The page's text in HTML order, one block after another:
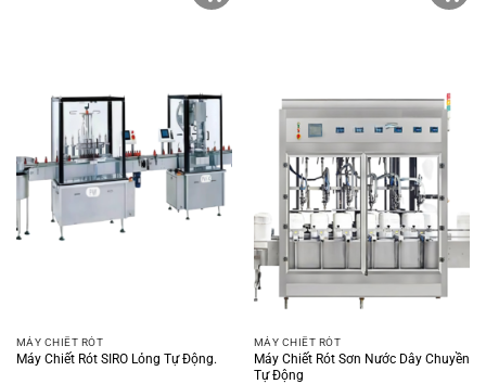
MÁY CHIẾT RÓT
Máy Chiết Rót SIRO Lỏng Tự Động.
MÁY CHIẾT RÓT
Máy Chiết Rót Sơn Nước Dây Chuyền
Tự Động